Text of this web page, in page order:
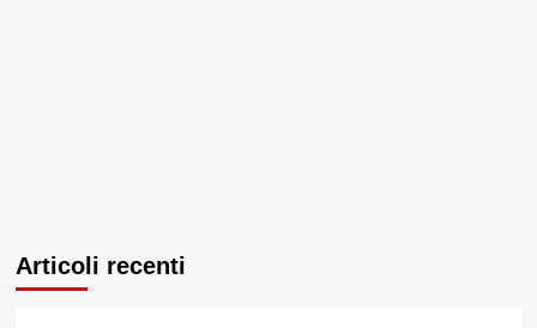
Articoli recenti